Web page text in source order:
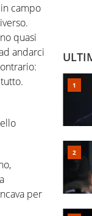
campo
quasi
andarci
per